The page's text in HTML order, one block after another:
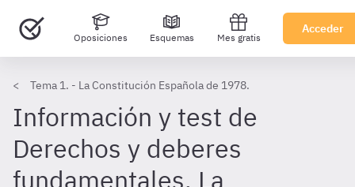
Oposiciones Esquemas Mes gratis
Acceder
Tema 1. - La Constitución Española de 1978.
Información y test de
Derechos y deberes
fundamentales. La